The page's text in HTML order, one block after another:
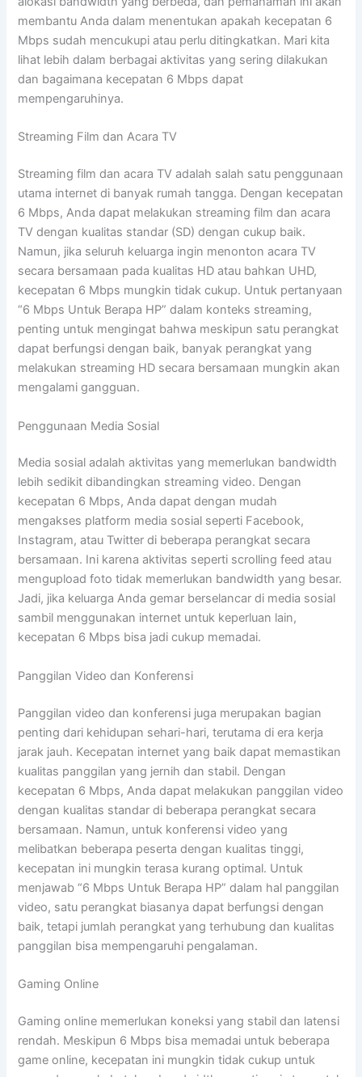
membantu Anda dalam menentukan apakah kecepatan 6
Mbps sudah mencukupi atau perlu ditingkatkan. Mari kita
lihat lebih dalam berbagai aktivitas yang sering dilakukan
dan bagaimana kecepatan 6 Mbps dapat
mempengaruhinya.
Streaming Film dan Acara TV
Streaming film dan acara TV adalah salah satu penggunaan
utama internet di banyak rumah tangga. Dengan kecepatan
6 Mbps, Anda dapat melakukan streaming film dan acara
TV dengan kualitas standar (SD) dengan cukup baik.
Namun, jika seluruh keluarga ingin menonton acara TV
secara bersamaan pada kualitas HD atau bahkan UHD,
kecepatan 6 Mbps mungkin tidak cukup. Untuk pertanyaan
“6 Mbps Untuk Berapa HP” dalam konteks streaming,
penting untuk mengingat bahwa meskipun satu perangkat
dapat berfungsi dengan baik, banyak perangkat yang
melakukan streaming HD secara bersamaan mungkin akan
mengalami gangguan.
Penggunaan Media Sosial
Media sosial adalah aktivitas yang memerlukan bandwidth
lebih sedikit dibandingkan streaming video. Dengan
kecepatan 6 Mbps, Anda dapat dengan mudah
mengakses platform media sosial seperti Facebook,
Instagram, atau Twitter di beberapa perangkat secara
bersamaan. Ini karena aktivitas seperti scrolling feed atau
mengupload foto tidak memerlukan bandwidth yang besar.
Jadi, jika keluarga Anda gemar berselancar di media sosial
sambil menggunakan internet untuk keperluan lain,
kecepatan 6 Mbps bisa jadi cukup memadai.
Panggilan Video dan Konferensi
Panggilan video dan konferensi juga merupakan bagian
penting dari kehidupan sehari-hari, terutama di era kerja
jarak jauh. Kecepatan internet yang baik dapat memastikan
kualitas panggilan yang jernih dan stabil. Dengan
kecepatan 6 Mbps, Anda dapat melakukan panggilan video
dengan kualitas standar di beberapa perangkat secara
bersamaan. Namun, untuk konferensi video yang
melibatkan beberapa peserta dengan kualitas tinggi,
kecepatan ini mungkin terasa kurang optimal. Untuk
menjawab “6 Mbps Untuk Berapa HP” dalam hal panggilan
video, satu perangkat biasanya dapat berfungsi dengan
baik, tetapi jumlah perangkat yang terhubung dan kualitas
panggilan bisa mempengaruhi pengalaman.
Gaming Online
Gaming online memerlukan koneksi yang stabil dan latensi
rendah. Meskipun 6 Mbps bisa memadai untuk beberapa
game online, kecepatan ini mungkin tidak cukup untuk